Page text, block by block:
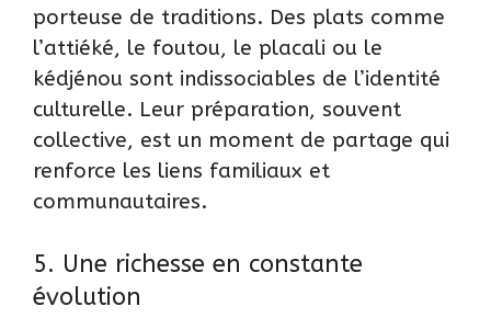
porteuse de traditions. Des plats comme
l’attiéké, le foutou, le placali ou le
kédjénou sont indissociables de l’identité
culturelle. Leur préparation, souvent
collective, est un moment de partage qui
renforce les liens familiaux et
communautaires.
5. Une richesse en constante
évolution